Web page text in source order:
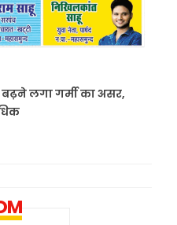
लगा गर्मी का असर,